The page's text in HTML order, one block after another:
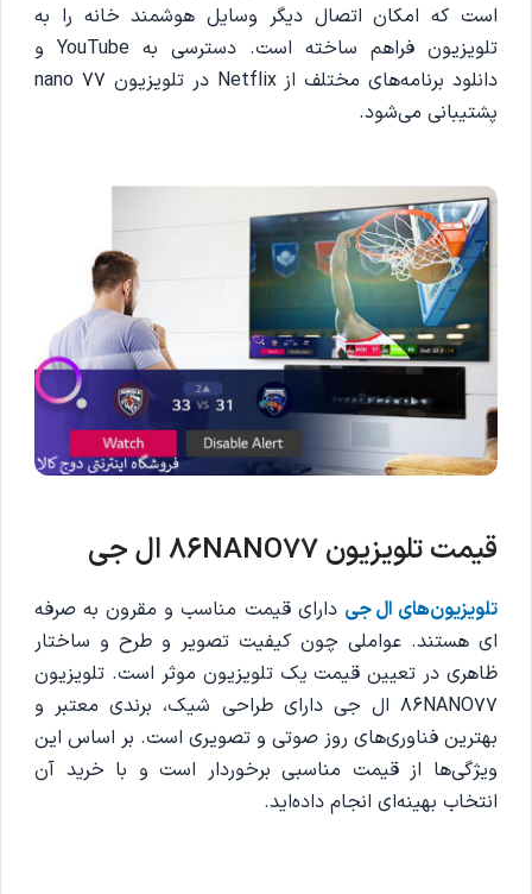
است که امکان اتصال دیگر وسایل هوشمند خانه را به
تلویزیون فراهم ساخته است. دسترسی به YouTube و
دانلود برنامه‌های مختلف از Netflix در تلویزیون nano 77
پشتیبانی می‌شود.
قیمت تلویزیون 86NANO77 ال جی
تلویزیون‌های ال جی دارای قیمت مناسب و مقرون به صرفه
ای هستند. عواملی چون کیفیت تصویر و طرح و ساختار
ظاهری در تعیین قیمت یک تلویزیون موثر است. تلویزیون
86NANO77 ال جی دارای طراحی شیک، برندی معتبر و
بهترین فناوری‌های روز صوتی و تصویری است. بر اساس این
ویژگی‌ها از قیمت مناسبی برخوردار است و با خرید آن
انتخاب بهینه‌ای انجام داده‌اید.